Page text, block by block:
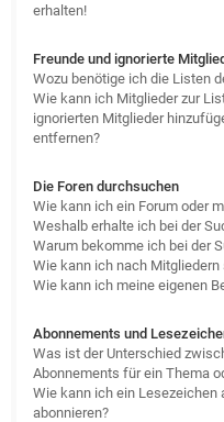
erhalten!
Freunde und ignorierte
Wozu benötige ich die Listen
Wie kann ich Mitglieder zur
ignorierten Mitglieder
entfernen?
Die Foren durchsuchen
Wie kann ich ein Forum oder
Weshalb erhalte ich bei der
Warum bekomme ich bei der
Wie kann ich nach Mitgliedern
Wie kann ich meine eigenen
Abonnements und
Was ist der Unterschied
Abonnements für ein Thema
Wie kann ich ein Lesezeichen
abonnieren?